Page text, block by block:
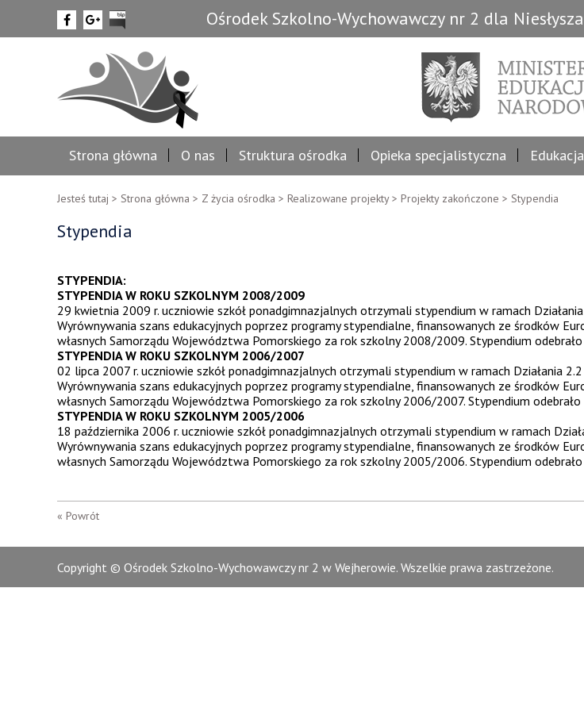
Ośrodek Szkolno-Wychowawczy nr 2 dla
Strona główna O nas Struktura ośrodka Opieka specjalistyczna Edukacja
Jesteś tutaj > Strona główna > Z życia ośrodka > Realizowane projekty> Projekty zakończone > Stypendia
Stypendia
STYPENDIA:
STYPENDIA W ROKU SZKOLNYM 2008/2009
29 kwietnia 2009 r. uczniowie szkół ponadgimnazjalnych otrzymali stypendium w ramach
Wyrównywania szans edukacyjnych poprzez programy stypendialne, finansowanych ze środków
własnych Samorządu Województwa Pomorskiego za rok szkolny 2008/2009. Stypendium
STYPENDIA W ROKU SZKOLNYM 2006/2007
02 lipca 2007 r. uczniowie szkół ponadgimnazjalnych otrzymali stypendium w ramach Działania
Wyrównywania szans edukacyjnych poprzez programy stypendialne, finansowanych ze środków
własnych Samorządu Województwa Pomorskiego za rok szkolny 2006/2007. Stypendium odebrało
STYPENDIA W ROKU SZKOLNYM 2005/2006
18 października 2006 r. uczniowie szkół ponadgimnazjalnych otrzymali stypendium w ramach
Wyrównywania szans edukacyjnych poprzez programy stypendialne, finansowanych ze środków
własnych Samorządu Województwa Pomorskiego za rok szkolny 2005/2006. Stypendium
« Powrót
Copyright © Ośrodek Szkolno-Wychowawczy nr 2 w Wejherowie. Wszelkie prawa zastrzeżone.